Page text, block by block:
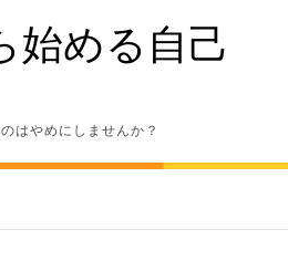
始める自己
はやめにしませんか？